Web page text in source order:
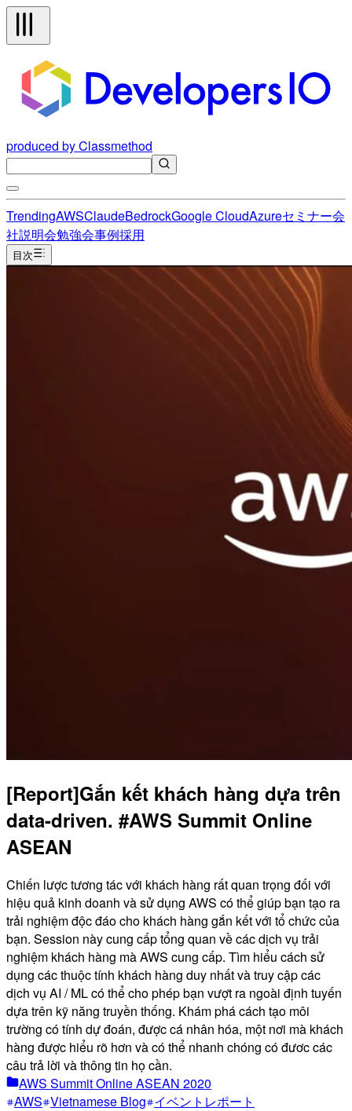
produced by Classmethod
TrendingAWSClaudeBedrockGoogle CloudAzureセミナー会
社説明会勉強会事例採用
目次
[Report]Gắn kết khách hàng dựa trên
data-driven. #AWS Summit Online
ASEAN
Chiến lược tương tác với khách hàng rất quan trọng đối với
hiệu quả kinh doanh và sử dụng AWS có thể giúp bạn tạo ra
trải nghiệm độc đáo cho khách hàng gắn kết với tổ chức của
bạn. Session này cung cấp tổng quan về các dịch vụ trải
nghiệm khách hàng mà AWS cung cấp. Tìm hiểu cách sử
dụng các thuộc tính khách hàng duy nhất và truy cập các
dịch vụ AI / ML có thể cho phép bạn vượt ra ngoài định tuyến
dựa trên kỹ năng truyền thống. Khám phá cách tạo môi
trường có tính dự đoán, được cá nhân hóa, một nơi mà khách
hàng được hiểu rõ hơn và có thể nhanh chóng có đươc các
câu trả lời và thông tin họ cần.
AWS Summit Online ASEAN 2020
AWS Vietnamese Blog イベントレポート